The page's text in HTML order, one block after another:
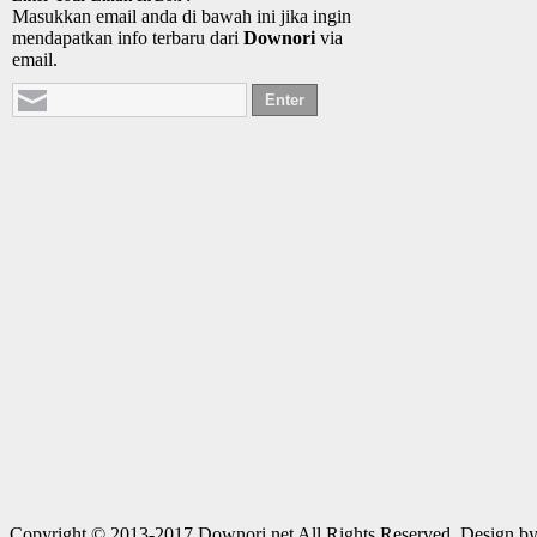
Masukkan email anda di bawah ini jika ingin
mendapatkan info terbaru dari Downori via
email.